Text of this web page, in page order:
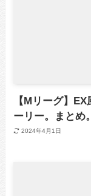
【Mリーグ】
ーリー。まとめ。
2024年4月1日